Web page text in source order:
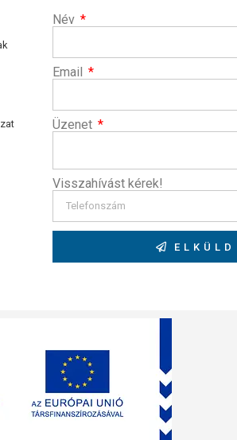
Név
Email
Üzenet
Visszahívást kérek!
ELKÜLD